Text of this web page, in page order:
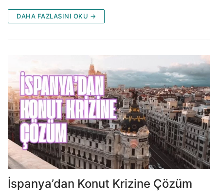
DAHA FAZLASINI OKU →
İspanya’dan Konut Krizine Çözüm